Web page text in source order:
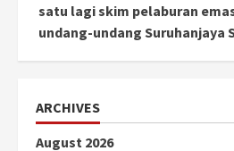
satu lagi skim pelaburan
undang-undang Suruhanjaya
ARCHIVES
August 2026